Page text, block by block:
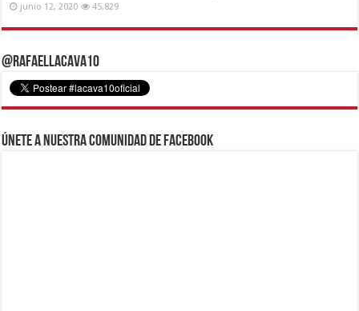
junio 12, 2020 45,829
@RafaelLacava10
Únete a nuestra comunidad de Facebook